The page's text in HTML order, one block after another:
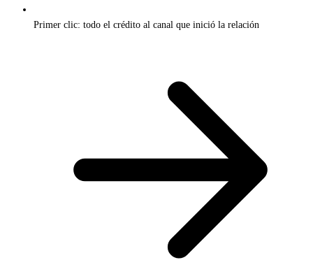
Primer clic: todo el crédito al canal que inició la relación